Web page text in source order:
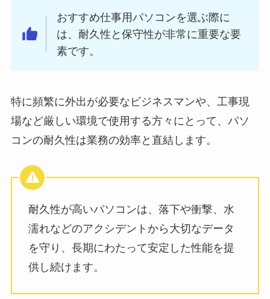
おすすめ仕事用パソコンを選ぶ際に
は、耐久性と保守性が非常に重要な要
素です。
特に頻繁に外出が必要なビジネスマンや、工事現
場など厳しい環境で使用する方々にとって、パソ
コンの耐久性は業務の効率と直結します。
耐久性が高いパソコンは、落下や衝撃、水
濡れなどのアクシデントから大切なデータ
を守り、長期にわたって安定した性能を提
供し続けます。